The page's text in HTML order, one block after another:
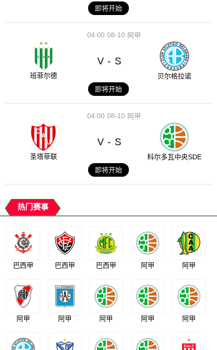
即将开始
08-10
04:00 阿甲
班菲尔德
V - S
贝尔格拉诺
即将开始
08-10
04:00 阿甲
圣塔菲联
V - S
科尔多瓦中央SDE
即将开始
热门赛事
巴西甲 巴西甲 巴西甲 阿甲 阿甲
阿甲 阿甲 阿甲 阿甲 阿甲